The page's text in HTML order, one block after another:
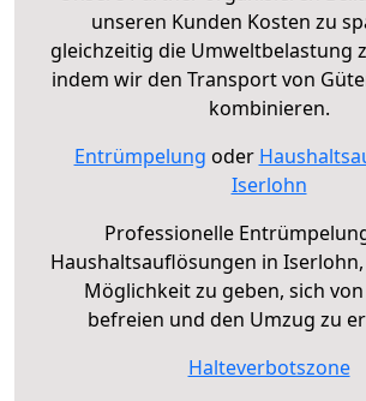
unseren Kunden Kosten zu
gleichzeitig die Umweltbelastung
indem wir den Transport von
kombinieren.
Entrümpelung oder
Iserlohn
Professionelle
Haushaltsauflösungen in
Möglichkeit zu geben, sich
befreien und den Umzug zu
Halteverbotszone